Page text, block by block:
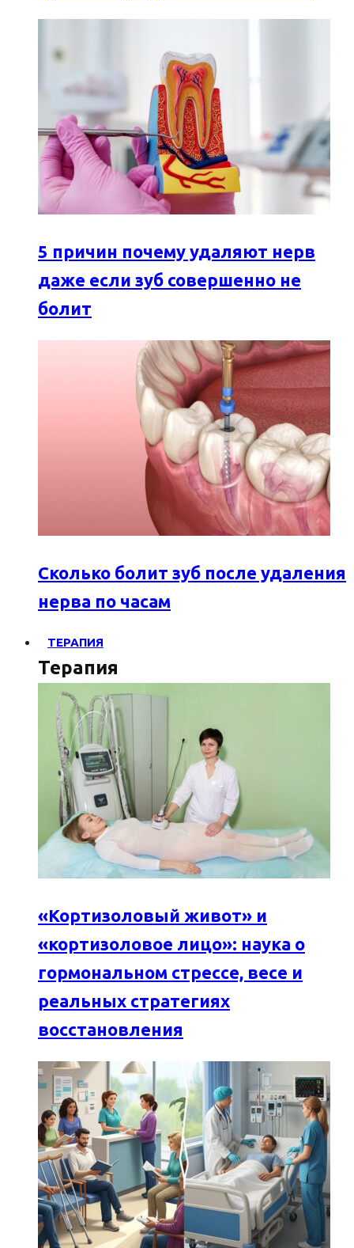
5 причин почему удаляют нерв
даже если зуб совершенно не
болит
Сколько болит зуб после удаления
нерва по часам
ТЕРАПИЯ
Терапия
«Кортизоловый живот» и
«кортизоловое лицо»: наука о
гормональном стрессе, весе и
реальных стратегиях
восстановления